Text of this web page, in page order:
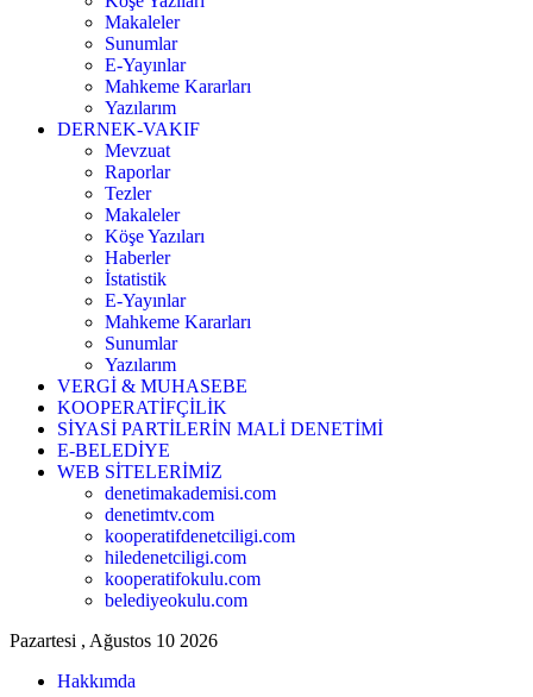
Makaleler
Sunumlar
E-Yayınlar
Mahkeme Kararları
Yazılarım
DERNEK-VAKIF
Mevzuat
Raporlar
Tezler
Makaleler
Köşe Yazıları
Haberler
İstatistik
E-Yayınlar
Mahkeme Kararları
Sunumlar
Yazılarım
VERGİ & MUHASEBE
KOOPERATİFÇİLİK
SİYASİ PARTİLERİN MALİ DENETİMİ
E-BELEDİYE
WEB SİTELERİMİZ
denetimakademisi.com
denetimtv.com
kooperatifdenetciligi.com
hiledenetciligi.com
kooperatifokulu.com
belediyeokulu.com
Pazartesi , Ağustos 10 2026
Hakkımda